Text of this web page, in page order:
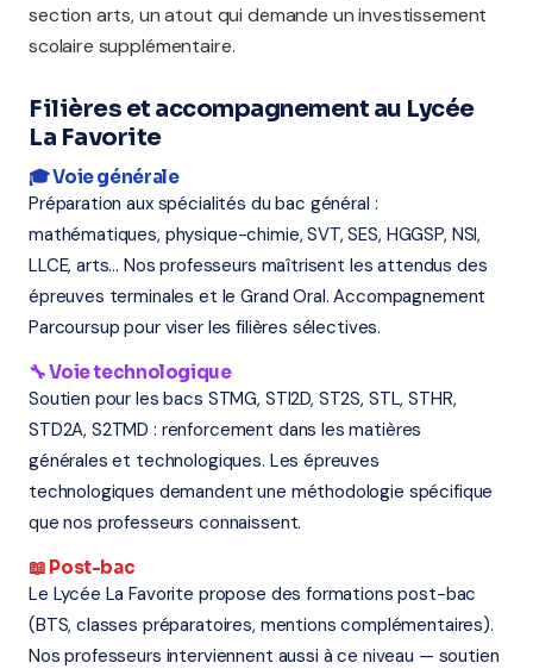
section arts, un atout qui demande un investissement
scolaire supplémentaire.
Filières et accompagnement au Lycée
La Favorite
🎓 Voie générale
Préparation aux spécialités du bac général :
mathématiques, physique-chimie, SVT, SES, HGGSP, NSI,
LLCE, arts... Nos professeurs maîtrisent les attendus des
épreuves terminales et le Grand Oral. Accompagnement
Parcoursup pour viser les filières sélectives.
🔧 Voie technologique
Soutien pour les bacs STMG, STI2D, ST2S, STL, STHR,
STD2A, S2TMD : renforcement dans les matières
générales et technologiques. Les épreuves
technologiques demandent une méthodologie spécifique
que nos professeurs connaissent.
📖 Post-bac
Le Lycée La Favorite propose des formations post-bac
(BTS, classes préparatoires, mentions complémentaires).
Nos professeurs interviennent aussi à ce niveau — soutien